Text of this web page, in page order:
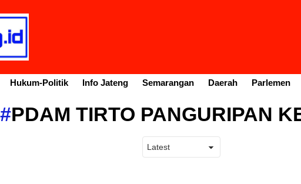
Hukum-Politik Info Jateng Semarangan Daerah Parlemen
PDAM TIRTO PANGURIPAN